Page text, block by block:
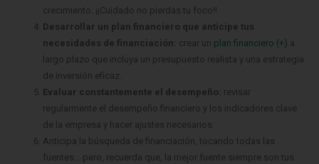
crecimiento. ¡¡Cuidado no pierdas tu foco!!
Desarrollar un plan financiero que anticipe tus
necesidades de financiación: crear un plan financiero (+) a
largo plazo que incluya un presupuesto realista y una estrategia
de inversión eficaz.
Evaluar constantemente el desempeño: revisar
regularmente el desempeño financiero y los indicadores clave
de la empresa y hacer ajustes necesarios.
Anticipa la búsqueda de financiación, tocando todas las
fuentes… pero, recuerda que, la mejor fuente siempre son tus